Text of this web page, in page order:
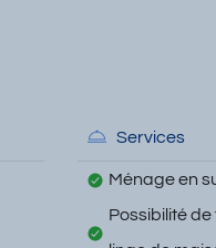
Services
Ménage en
Possibilité